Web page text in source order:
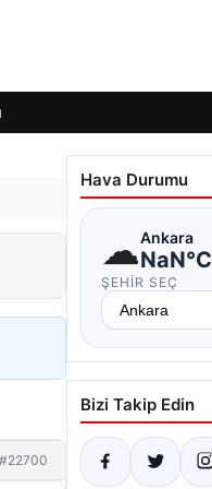
#22700
Hava Durumu
☁Ankara
NaN°C
ŞEHIR SEÇ
Bizi Takip Edin